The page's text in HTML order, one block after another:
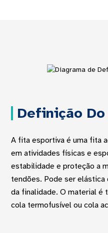
Definição
A fita esportiva é uma fita
em atividades físicas e
estabilidade e proteção a
tendões. Pode ser elástica
da finalidade. O material é
cola termofusível ou cola